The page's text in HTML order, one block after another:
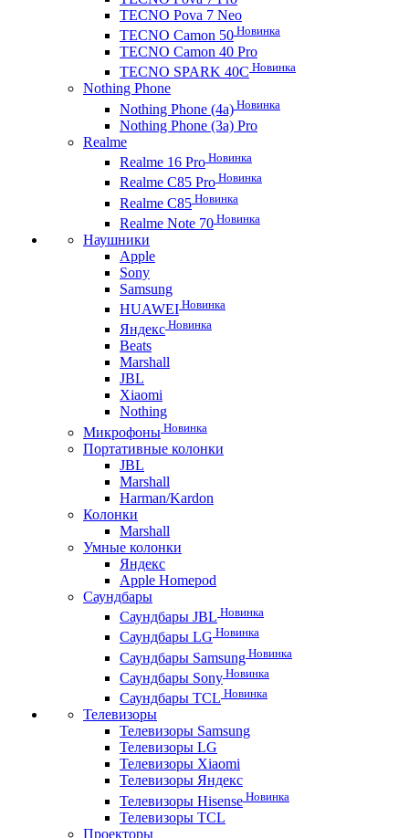
TECNO Pova 7 Neo
TECNO Camon 50 Новинка
TECNO Camon 40 Pro
TECNO SPARK 40C Новинка
Nothing Phone
Nothing Phone (4a) Новинка
Nothing Phone (3a) Pro
Realme
Realme 16 Pro Новинка
Realme C85 Pro Новинка
Realme C85 Новинка
Realme Note 70 Новинка
Наушники
Apple
Sony
Samsung
HUAWEI Новинка
Яндекс Новинка
Beats
Marshall
JBL
Xiaomi
Nothing
Микрофоны Новинка
Портативные колонки
JBL
Marshall
Harman/Kardon
Колонки
Marshall
Умные колонки
Яндекс
Apple Homepod
Саундбары
Саундбары JBL Новинка
Саундбары LG Новинка
Саундбары Samsung Новинка
Саундбары Sony Новинка
Саундбары TCL Новинка
Телевизоры
Телевизоры Samsung
Телевизоры LG
Телевизоры Xiaomi
Телевизоры Яндекс
Телевизоры Hisense Новинка
Телевизоры TCL
Проекторы